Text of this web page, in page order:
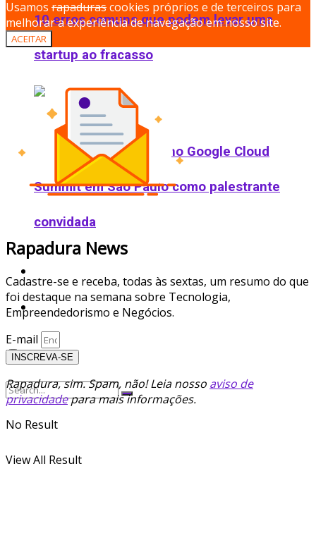
10 erros comuns que podem levar uma
startup ao fracasso
704 Apps é destaque no Google Cloud
Summit em São Paulo como palestrante
convidada
Ofertas
No Result
View All Result
Usamos rapadurascookies próprios e de terceiros para
melhorar a experiência de navegação em nosso site.
ACEITAR
Rapadura News
Cadastre-se e receba, todas às sextas, um resumo do que
foi destaque na semana sobre Tecnologia,
Empreendedorismo e Negócios.
E-mail
INSCREVA-SE
Rapadura, sim. Spam, não! Leia nosso aviso de
privacidadepara mais informações.